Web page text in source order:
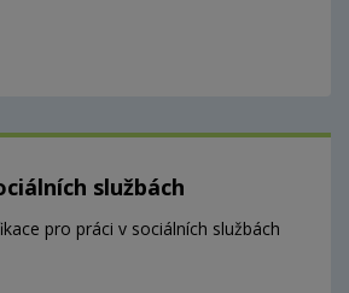
službách
pro práci v sociálních službách